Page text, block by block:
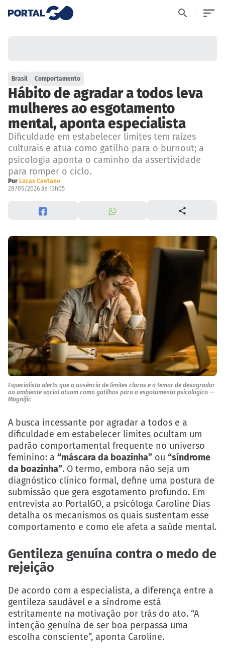
Brasil Comportamento
Hábito de agradar a todos leva
mulheres ao esgotamento
mental, aponta especialista
Dificuldade em estabelecer limites tem raízes
culturais e atua como gatilho para o burnout; a
psicologia aponta o caminho da assertividade
para romper o ciclo.
Por Lucas Caetano
28/05/2026 às 13h05
Especialista alerta que a ausência de limites claros e o temor de desagradar
ao ambiente social atuam como gatilhos para o esgotamento psicológico —
Magnific
A busca incessante por agradar a todos e a
dificuldade em estabelecer limites ocultam um
padrão comportamental frequente no universo
feminino: a “máscara da boazinha” ou “síndrome
da boazinha”. O termo, embora não seja um
diagnóstico clínico formal, define uma postura de
submissão que gera esgotamento profundo. Em
entrevista ao PortalGO, a psicóloga Caroline Dias
detalha os mecanismos os quais sustentam esse
comportamento e como ele afeta a saúde mental.
Gentileza genuína contra o medo de
rejeição
De acordo com a especialista, a diferença entre a
gentileza saudável e a síndrome está
estritamente na motivação por trás do ato. “A
intenção genuína de ser boa perpassa uma
escolha consciente”, aponta Caroline.